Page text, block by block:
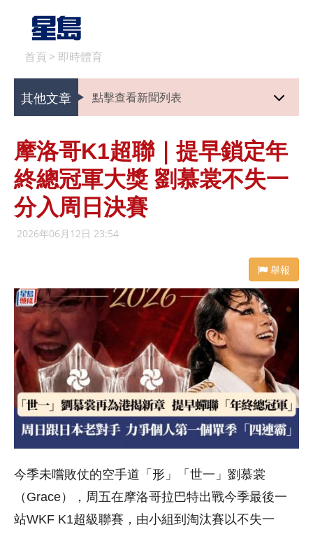
首頁 > 即時體育
其他文章 點擊查看新聞列表
摩洛哥K1超聯｜提早鎖定年
終總冠軍大獎 劉慕裳不失一
分入周日決賽
2026年06月12日 23:54
舉報
今季未嚐敗仗的空手道「形」「世一」劉慕裳
（Grace），周五在摩洛哥拉巴特出戰今季最後一
站WKF K1超級聯賽，由小組到淘汰賽以不失一